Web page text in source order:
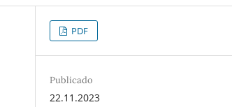
PDF
Publicado
22.11.2023